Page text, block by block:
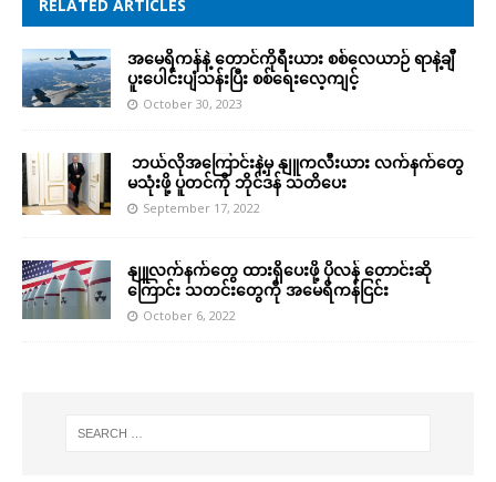
RELATED ARTICLES
အမေရိကန်နဲ့ တောင်ကိုရီးယား စစ်လေယာဉ် ရာနဲ့ချီ
ပူးပေါင်းပျံသန်းပြီး စစ်ရေးလေ့ကျင့်
October 30, 2023
ဘယ်လိုအကြောင်းနဲ့မှ နျူကလီးယား လက်နက်တွေ
မသုံးဖို့ ပူတင်ကို ဘိုင်ဒန် သတိပေး
September 17, 2022
နျူလက်နက်တွေ ထားရှိပေးဖို့ ပိုလန် တောင်းဆို
ကြောင်း သတင်းတွေကို အမေရိကန်ငြင်း
October 6, 2022